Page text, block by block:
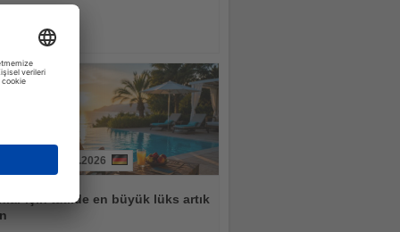
31.07.2026
için tatilde en büyük lüks artık